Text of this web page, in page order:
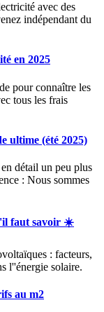
avec des
indépendant du
en 2025
pour connaître les
tous les frais
ultime (été 2025)
détail un peu plus
: Nous sommes
faut savoir ☀️
: facteurs,
l''énergie solaire.
au m2